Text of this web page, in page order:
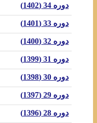
دوره 34 (1402)
دوره 33 (1401)
دوره 32 (1400)
دوره 31 (1399)
دوره 30 (1398)
دوره 29 (1397)
دوره 28 (1396)